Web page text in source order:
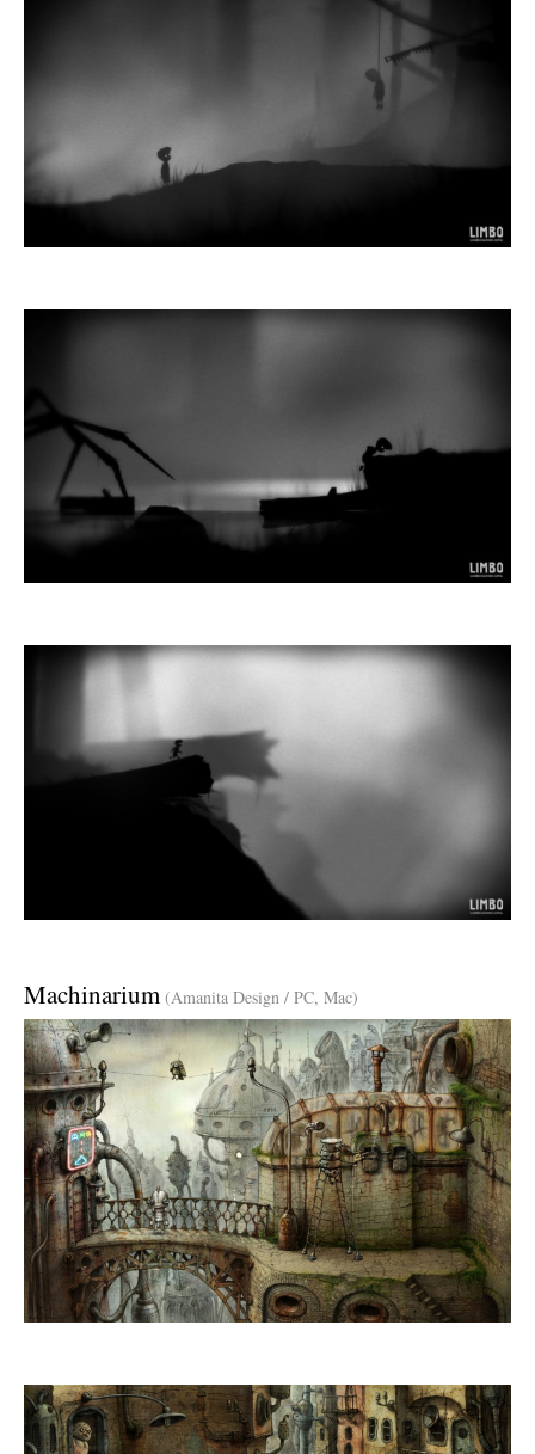
Machinarium (Amanita Design / PC, Mac)